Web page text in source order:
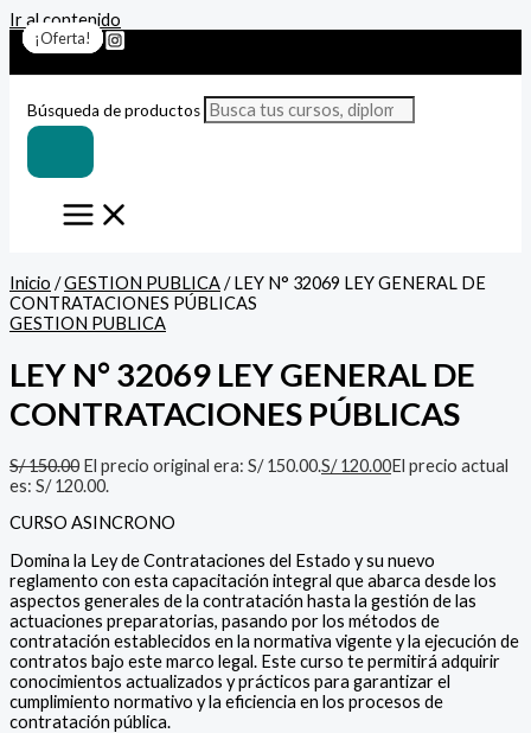
Ir al contenido
Búsqueda de productos
¡Oferta!
Inicio /GESTION PUBLICA/ LEY N° 32069 LEY GENERAL DE
CONTRATACIONES PÚBLICAS
GESTION PUBLICA
LEY N° 32069 LEY GENERAL DE
CONTRATACIONES PÚBLICAS
S/150.00 El precio original era: S/ 150.00.S/120.00El precio actual
es: S/ 120.00.
CURSO ASINCRONO
Domina la Ley de Contrataciones del Estado y su nuevo
reglamento con esta capacitación integral que abarca desde los
aspectos generales de la contratación hasta la gestión de las
actuaciones preparatorias, pasando por los métodos de
contratación establecidos en la normativa vigente y la ejecución de
contratos bajo este marco legal. Este curso te permitirá adquirir
conocimientos actualizados y prácticos para garantizar el
cumplimiento normativo y la eficiencia en los procesos de
contratación pública.
¡Oferta!
¡Oferta!
¡Oferta!
¡Oferta!
¡Oferta!
¡Oferta!